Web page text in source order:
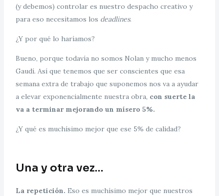
(y debemos) controlar es nuestro despacho creativo y
para eso necesitamos los deadlines.
¿Y por qué lo haríamos?
Bueno, porque todavía no somos Nolan y mucho menos
Gaudí. Así que tenemos que ser conscientes que esa
semana extra de trabajo que suponemos nos va a ayudar
a elevar exponencialmente nuestra obra, con suerte la
va a terminar mejorando un mísero 5%.
¿Y qué es muchísimo mejor que ese 5% de calidad?
Una y otra vez…
La repetición. Eso es muchísimo mejor que nuestros